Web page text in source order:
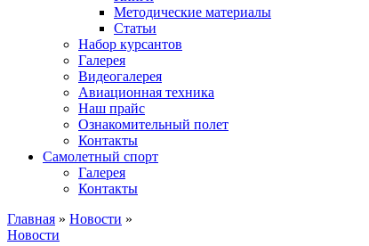
Методические материалы
Статьи
Набор курсантов
Галерея
Видеогалерея
Авиационная техника
Наш прайс
Ознакомительный полет
Контакты
Самолетный спорт
Галерея
Контакты
Главная » Новости »
Новости